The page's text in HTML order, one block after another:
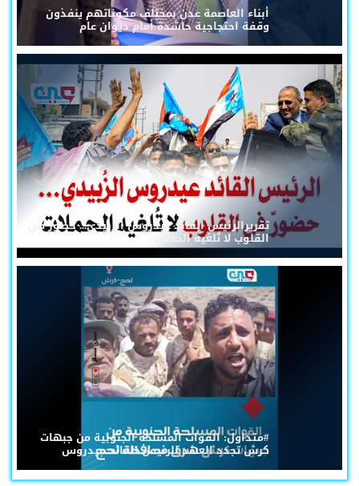
أبناء العاصمة عدن بمختلف مكوناتهم ينفذون
وقفة احتجاجية حاشدة أمام ديوان عام
تقريرالرئيس القائد عيدروس الزُبيدي... حضورٌ في
القلوب لا تُلغيه الحملات
#متداول: القوات المسلحة الجنوبية من جبهات
كرش تجدد العهد للرئيس القائد عيدروس